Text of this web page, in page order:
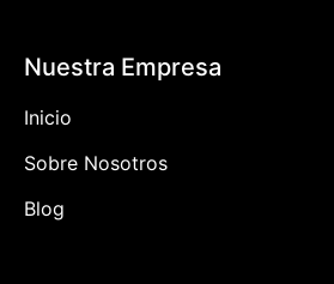
Nuestra Empresa
Inicio
Sobre Nosotros
Blog